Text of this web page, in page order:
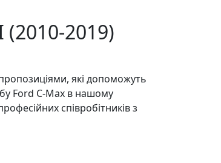
(2010-2019)
які допоможуть
Ford C-Max в нашому
співробітників з